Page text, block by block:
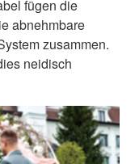
fügen die
abnehmbare
zusammen.
neidisch